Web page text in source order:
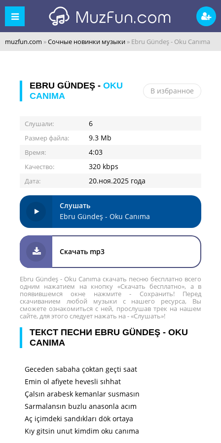
muzfun.com »Сочные новинки музыки » Ebru Gündeş - Oku Canıma
EBRU GÜNDEŞ - OKU
CANIMA
В избранное
Слушали: 6
Размер файла: 9.3 Mb
Время: 4:03
Качество: 320 kbps
Дата: 20.ноя.2025 года
Слушать
Ebru Gündeş - Oku Canıma
Скачать mp3
Ebru Gündeş - Oku Canıma скачать песню бесплатно всего
одним нажатием на кнопку «Скачать бесплатно», а в
появившемся окне нажмите - Сохранить! Перед
скачиванием любой музыки с нашего ресурса, Вы
сможете ознакомиться с ней, прослушав трек на нашем
сайте, для этого следует нажать на - «Слушать»!
ТЕКСТ ПЕСНИ EBRU GÜNDEŞ - OKU
CANIMA
Geceden sabaha çoktan geçti saat
Emin ol afiyete hevesli sıhhat
Çalsın arabesk kemanlar susmasın
Sarmalansın buzlu anasonla acım
Aç içimdeki sandıkları dök ortaya
Kıy gitsin unut kimdim oku canıma